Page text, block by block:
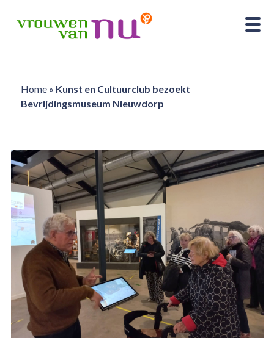
Home» Kunst en Cultuurclub bezoekt
Bevrijdingsmuseum Nieuwdorp